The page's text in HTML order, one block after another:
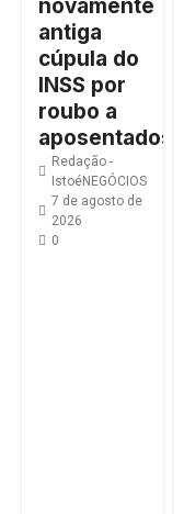
novamente
antiga
cúpula do
INSS por
roubo a
aposentados
Redação -
IstoéNEGÓCIOS
7 de agosto de
2026
0